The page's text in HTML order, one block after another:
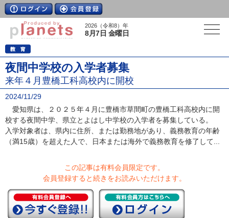
2026（令和8）年
8月7日 金曜日
夜間中学校の入学者募集
来年４月豊橋工科高校内に開校
2024/11/29
愛知県は、２０２５年４月に豊橋市草間町の豊橋工科高校内に開
校する夜間中学、県立とよはし中学校の入学者を募集している。
入学対象者は、県内に住所、または勤務地があり、義務教育の年齢
（満15歳）を超えた人で、日本または海外で義務教育を修了して...
この記事は有料会員限定です。
会員登録すると続きをお読みいただけます。